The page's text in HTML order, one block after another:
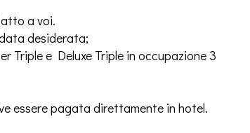
a voi.
desiderata;
Triple e Deluxe Triple in occupazione 3
essere pagata direttamente in hotel.